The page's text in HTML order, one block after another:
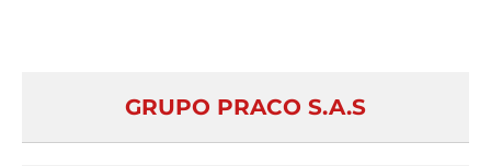
GRUPO PRACO S.A.S